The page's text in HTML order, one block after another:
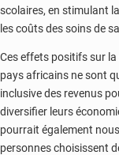
scolaires, en stimulant
les coûts des soins de
Ces effets positifs sur
pays africains ne sont
inclusive des revenus
diversifier leurs
pourrait également
personnes choisissent